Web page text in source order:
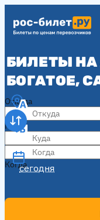
БИЛЕТЫ НА
БОГАТОЕ,
Откуда
Куда
Когда
сегодня
Когда